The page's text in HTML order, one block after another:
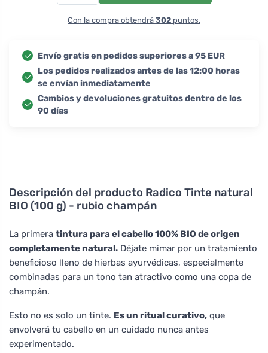
Descripción del producto Radico Tinte natural
BIO (100 g) - rubio champán
La primera tintura para el cabello 100% BIO de origen
completamente natural. Déjate mimar por un tratamiento
beneficioso lleno de hierbas ayurvédicas, especialmente
combinadas para un tono tan atractivo como una copa de
champán.
Esto no es solo un tinte. Es un ritual curativo, que
envolverá tu cabello en un cuidado nunca antes
experimentado.
Con la compra obtendrá 302 puntos.
Envío gratis en pedidos superiores a 95 EUR
Los pedidos realizados antes de las 12:00 horas
se envían inmediatamente
Cambios y devoluciones gratuitos dentro de los
90 días